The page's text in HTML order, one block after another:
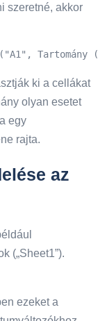
szeretné, akkor
("A1", Tartomány
ki a cellákat
olyan esetet
egy
rajta.
az
(„Sheet1”).
ezeket a